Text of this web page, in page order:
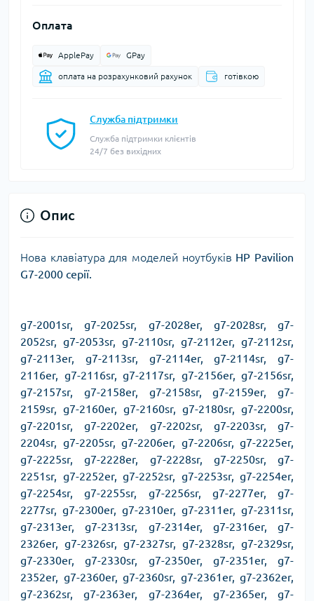
Оплата
ApplePay GPay
оплата на розрахунковий рахунок готівкою
Служба підтримки
Служба підтримки клієнтів
24/7 без вихідних
Опис
Нова клавіатура для моделей ноутбуків HP Pavilion
G7-2000 серії.
g7-2001sr, g7-2025sr, g7-2028er, g7-2028sr, g7-
2052sr, g7-2053sr, g7-2110sr, g7-2112er, g7-2112sr,
g7-2113er, g7-2113sr, g7-2114er, g7-2114sr, g7-
2116er, g7-2116sr, g7-2117sr, g7-2156er, g7-2156sr,
g7-2157sr, g7-2158er, g7-2158sr, g7-2159er, g7-
2159sr, g7-2160er, g7-2160sr, g7-2180sr, g7-2200sr,
g7-2201sr, g7-2202er, g7-2202sr, g7-2203sr, g7-
2204sr, g7-2205sr, g7-2206er, g7-2206sr, g7-2225er,
g7-2225sr, g7-2228er, g7-2228sr, g7-2250sr, g7-
2251sr, g7-2252er, g7-2252sr, g7-2253sr, g7-2254er,
g7-2254sr, g7-2255sr, g7-2256sr, g7-2277er, g7-
2277sr, g7-2300er, g7-2310er, g7-2311er, g7-2311sr,
g7-2313er, g7-2313sr, g7-2314er, g7-2316er, g7-
2326er, g7-2326sr, g7-2327sr, g7-2328sr, g7-2329sr,
g7-2330er, g7-2330sr, g7-2350er, g7-2351er, g7-
2352er, g7-2360er, g7-2360sr, g7-2361er, g7-2362er,
g7-2362sr, g7-2363er, g7-2364er, g7-2365er, g7-